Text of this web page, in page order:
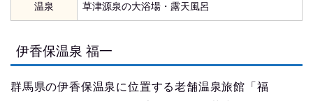
温泉 草津源泉の大浴場・露天風呂
伊香保温泉 福一
群馬県の伊香保温泉に位置する老舗温泉旅館「福